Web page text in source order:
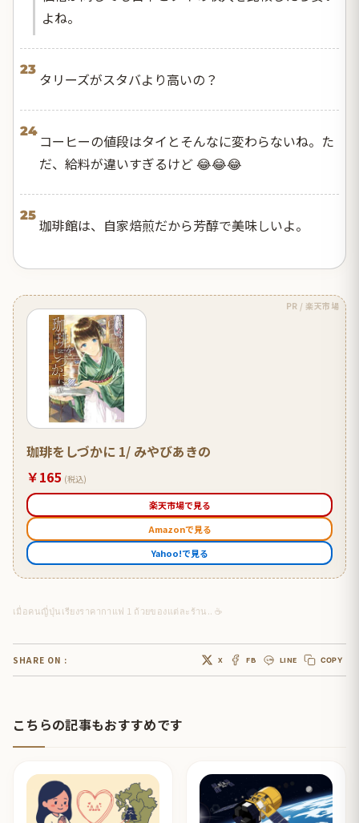
よね。
23
タリーズがスタバより高いの？
24
コーヒーの値段はタイとそんなに変わらないね。た
だ、給料が違いすぎるけど 😂😂😂
25
珈琲館は、自家焙煎だから芳醇で美味しいよ。
PR / 楽天市場
珈琲をしづかに 1/ みやびあきの
￥165 (税込)
楽天市場で見る
Amazonで見る
Yahoo!で見る
เมื่อคนญี่ปุ่นเรียงราคากาแฟ 1 ถ้วยของแต่ละร้าน.. ☕
SHARE ON : X FB LINE COPY
こちらの記事もおすすめです